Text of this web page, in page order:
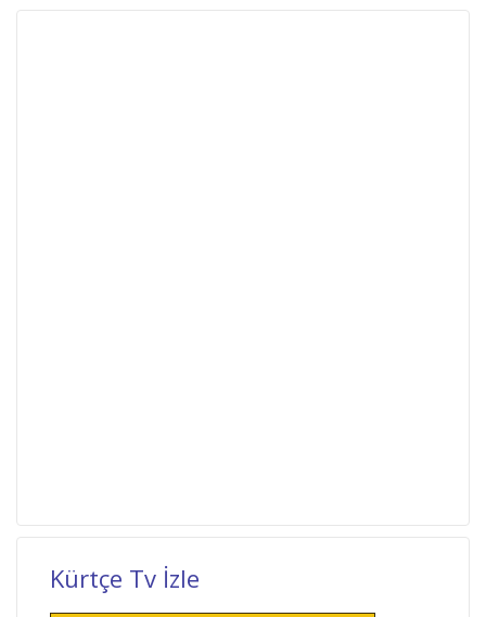
Kürtçe Tv İzle